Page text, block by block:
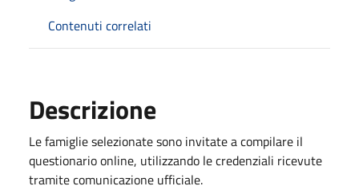
Contenuti correlati
Descrizione
Le famiglie selezionate sono invitate a compilare il
questionario online, utilizzando le credenziali ricevute
tramite comunicazione ufficiale.